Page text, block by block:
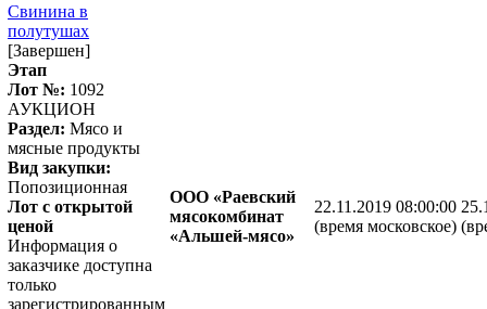
Свинина в
полутушах
[Завершен]
Этап
Лот №: 1092
АУКЦИОН
Раздел: Мясо и
мясные продукты
Вид закупки:
Попозиционная
Лот с открытой
ценой
Информация о
заказчике доступна
только
зарегистрированным
ООО «Раевский
мясокомбинат
«Альшей-мясо»
22.11.2019 08:00:00
(время московское)